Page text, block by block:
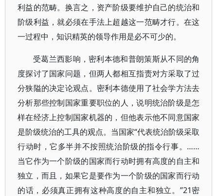
利益的范畴。换言之，资产阶级要维护自己的统治和
阶级利益，就必须在手法上超越这一范畴才行。在这
一过程中，知识精英的领导作用是必不可少的。
受葛兰西影响，密利本德和普朗策斯从不同的角
度探讨了国家问题，但两人都相互指责对方采取了过
分狭隘的决定论观点。密利本德使用了社会学方法去
分析那些控制国家重要职位的人，说明统治阶级是怎
样在经济上控制国家机器的，但他表示他不同意国家
是阶级统治的工具的观点。当国家“代表统治阶级采取
行动时，它多半并不按照统治阶级的指令行事。……
当它作为一个阶级的国家而行动时拥有高度的自主和
独立，而且，如果它是要作为一个阶级的国家而行动
的话，必须真正拥有这种高度的自主和独立。”21密